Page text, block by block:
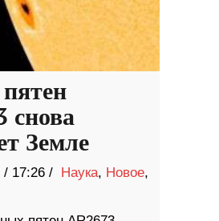
снова
Земле
/ 17:26 / Наука, Новое,